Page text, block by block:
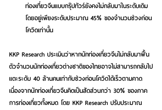
ท่องเที่ยวจีนแบบกรุ๊ปทัวร์ยังคงไม่กลับมาในระดับเดิม
โดยอยู่เพียงระดับประมาณ 45% ของจำนวนช่วงก่อน
โควิดเท่านั้น
KKP Research ประเมินว่าหากนักท่องเที่ยวจีนไม่กลับมาฟื้น
ตัวจำนวนนักท่องเที่ยวต่างชาติของไทยอาจไม่สามารถกลับไป
แตะระดับ 40 ล้านคนเท่ากับช่วงก่อนโควิดได้เร็วตามคาด
เนื่องจากนักท่องเที่ยวจีนคิดเป็นสัดส่วนกว่า 30% ของภาค
การท่องเที่ยวทั้งหมด โดย KKP Research ปรับประมาณ